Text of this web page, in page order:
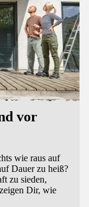
vor
wie raus auf
Dauer zu heiß?
zu sieden,
Dir, wie